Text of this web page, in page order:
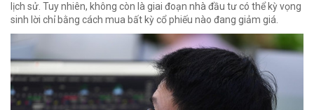
lịch sử. Tuy nhiên, không còn là giai đoạn nhà đầu tư có thể kỳ vọng
sinh lời chỉ bằng cách mua bất kỳ cổ phiếu nào đang giảm giá.